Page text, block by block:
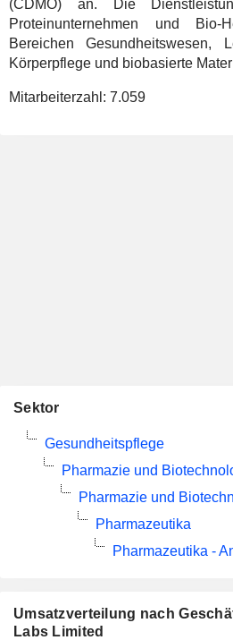
(CDMO) an. Die
Proteinunternehmen und
Bereichen Gesundheitswesen,
Körperpflege und biobasierte
Mitarbeiterzahl: 7.059
Umsatzverteilung nach
Labs Limited
Sektor
Gesundheitspflege
Pharmazie und
Pharmazie und
Pharmazeutika
Pharmazeutika -